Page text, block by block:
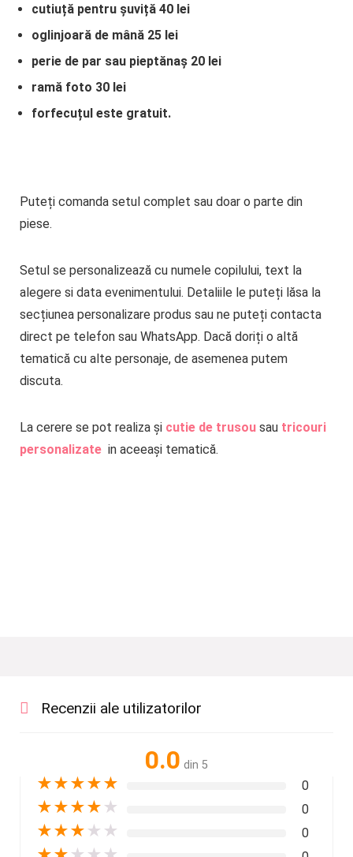
cutiuță pentru șuviță 40 lei
oglinjoară de mână 25 lei
perie de par sau pieptănaș 20 lei
ramă foto 30 lei
forfecuțul este gratuit.
Puteți comanda setul complet sau doar o parte din
piese.
Setul se personalizează cu numele copilului, text la
alegere si data evenimentului. Detaliile le puteți lăsa la
secțiunea personalizare produs sau ne puteți contacta
direct pe telefon sau WhatsApp. Dacă doriți o altă
tematică cu alte personaje, de asemenea putem
discuta.
La cerere se pot realiza șicutie de trusousau tricouri
personalizate in aceeași tematică.
Recenzii ale utilizatorilor
0.0 din 5
★★★★★ 0
★★★★ ★ 0
★★★ ★ ★ 0